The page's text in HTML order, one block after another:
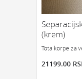
(krem)
Tota korpe za
21199.00